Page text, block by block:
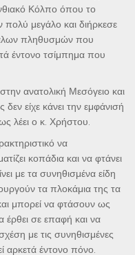
Κόλπο όπου το
πολύ μεγάλο και διήρκεσε
πληθυσμών που
έντονο τσίμπημα που
ανατολική Μεσόγειο και
είχε κάνει την εμφάνισή
λέει ο κ. Χρήστου.
να
κοπάδια και να φτάνει
με τα συνηθισμένα είδη
τα πλοκάμια της τα
μπορεί να φτάσουν ως
έρθει σε επαφή και να
με τις συνηθισμένες
αρκετά έντονο πόνο.